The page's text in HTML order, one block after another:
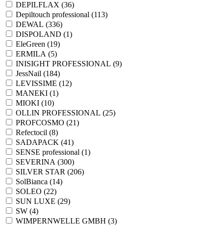
DEPILFLAX (36)
Depiltouch professional (113)
DEWAL (336)
DISPOLAND (1)
EleGreen (19)
ERMILA (5)
INISIGHT PROFESSIONAL (9)
JessNail (184)
LEVISSIME (12)
MANEKI (1)
MIOKI (10)
OLLIN PROFESSIONAL (25)
PROFCOSMO (21)
Refectocil (8)
SADAPACK (41)
SENSE professional (1)
SEVERINA (300)
SILVER STAR (206)
SolBianca (14)
SOLEO (22)
SUN LUXE (29)
SW (4)
WIMPERNWELLE GMBH (3)